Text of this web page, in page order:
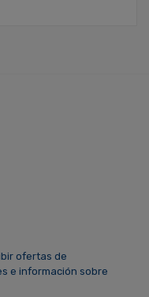
ofertas de
e información sobre